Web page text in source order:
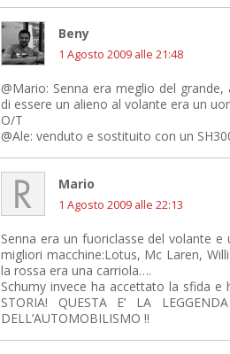
Beny
1 Agosto 2009 alle 21:48
@Mario: Senna era meglio del
di essere un alieno al volante era un
O/T
@Ale: venduto e sostituito con un
Mario
1 Agosto 2009 alle 22:13
Senna era un fuoriclasse del volante
migliori macchine:Lotus, Mc Laren,
la rossa era una carriola….
Schumy invece ha accettato la sfida e
STORIA! QUESTA E’ LA
DELL’AUTOMOBILISMO !!